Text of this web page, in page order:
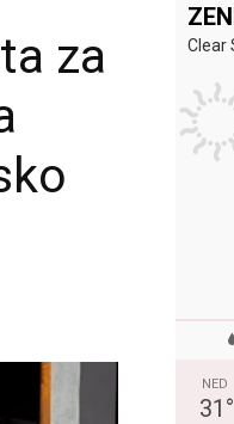
za
Clear
NED
31 °